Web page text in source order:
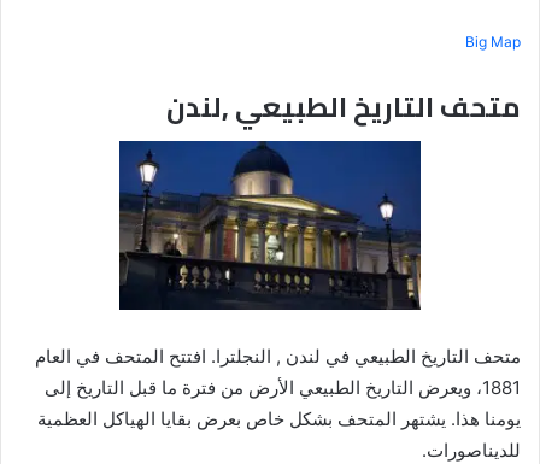
Big Map
متحف التاريخ الطبيعي ,لندن
متحف التاريخ الطبيعي في لندن , النجلترا. افتتح المتحف في العام
1881، ويعرض التاريخ الطبيعي الأرض من فترة ما قبل التاريخ إلى
يومنا هذا. يشتهر المتحف بشكل خاص بعرض بقايا الهياكل العظمية
للديناصورات.